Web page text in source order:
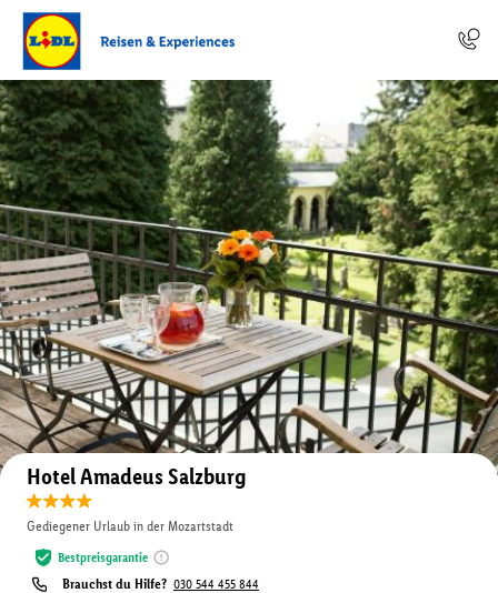
Auf der Karte anzeigen
Hotel Amadeus Salzburg
Gediegener Urlaub in der Mozartstadt
Bestpreisgarantie
Brauchst du Hilfe? 030 544 455 844